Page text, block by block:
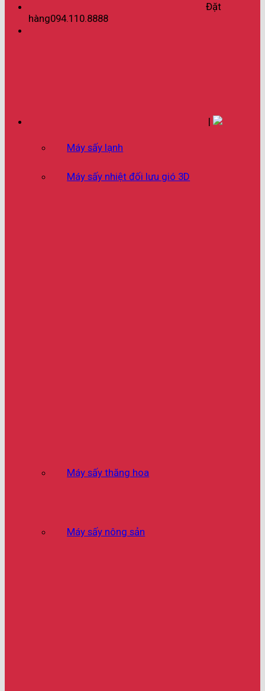
Đặt
hàng094.110.8888
|
Máy sấy lạnh
Máy sấy nhiệt đối lưu gió 3D
Máy sấy thăng hoa
Máy sấy nông sản